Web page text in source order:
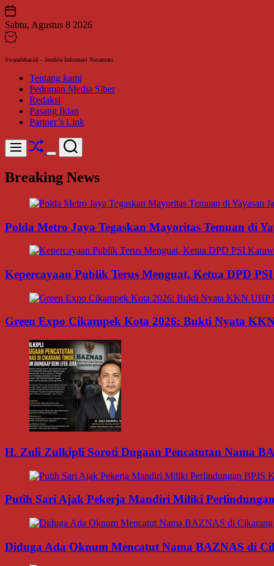
Skip
to
content
Sabtu, Agustus 8 2026
SwaraJabar.id – Jendela Informasi Nusantara
Tentang kami
Pedoman Media Siber
Redaksi
Pasang Iklan
Partner’s Link
Menu Shuffle
Switch
mode
Search
Breaking News
Polda Metro Jaya Tegaskan Mayoritas Temuan di
Kepercayaan Publik Terus Menguat, Ketua DPD
Green Expo Cikampek Kota 2026: Bukti Nyata
H. Zuli Zulkipli Soroti Dugaan Pencatutan Nama
Putih Sari Ajak Pekerja Mandiri Miliki
Diduga Ada Oknum Mencatut Nama BAZNAS di